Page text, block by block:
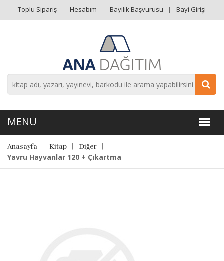
Toplu Sipariş Hesabım Bayilik Başvurusu Bayi Girişi
Anasayfa Kitap Diğer
Yavru Hayvanlar 120 + Çıkartma